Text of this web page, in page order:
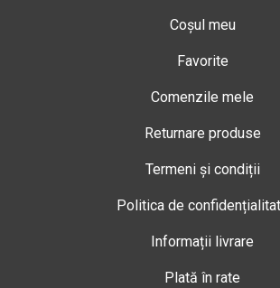
Coșul meu
Favorite
Comenzile mele
Returnare produse
Termeni și condiții
Politica de
Informații livrare
Plată în rate